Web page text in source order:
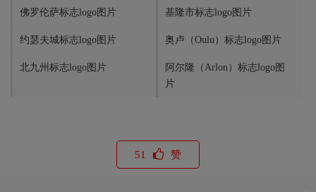
佛罗伦萨标志logo图片 基隆市标志logo图片
约瑟夫城标志logo图片 奥卢（Oulu）标志logo图片
北九州标志logo图片
阿尔隆（Arlon）标志logo图
片
51 赞